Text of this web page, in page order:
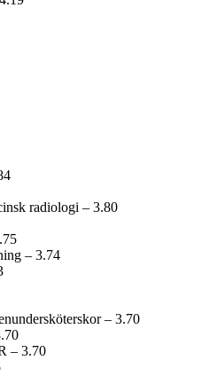
radiologi – 3.80
– 3.74
– 3.70
– 3.70